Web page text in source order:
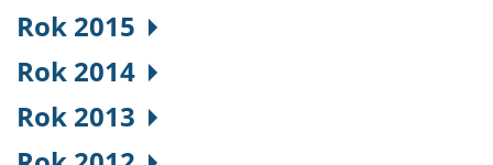
Rok 2015
Rok 2014
Rok 2013